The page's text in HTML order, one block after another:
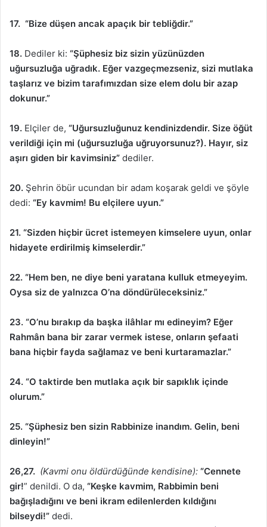
17. “Bize düşen ancak apaçık bir tebliğdir.”
18. Dediler ki: “Şüphesiz biz sizin yüzünüzden
uğursuzluğa uğradık. Eğer vazgeçmezseniz, sizi mutlaka
taşlarız ve bizim tarafımızdan size elem dolu bir azap
dokunur.”
19. Elçiler de, “Uğursuzluğunuz kendinizdendir. Size öğüt
verildiği için mi (uğursuzluğa uğruyorsunuz?). Hayır, siz
aşırı giden bir kavimsiniz” dediler.
20. Şehrin öbür ucundan bir adam koşarak geldi ve şöyle
dedi: “Ey kavmim! Bu elçilere uyun.”
21. “Sizden hiçbir ücret istemeyen kimselere uyun, onlar
hidayete erdirilmiş kimselerdir.”
22. “Hem ben, ne diye beni yaratana kulluk etmeyeyim.
Oysa siz de yalnızca O’na döndürüleceksiniz.”
23. “O’nu bırakıp da başka ilâhlar mı edineyim? Eğer
Rahmân bana bir zarar vermek istese, onların şefaati
bana hiçbir fayda sağlamaz ve beni kurtaramazlar.”
24. “O taktirde ben mutlaka açık bir sapıklık içinde
olurum.”
25. “Şüphesiz ben sizin Rabbinize inandım. Gelin, beni
dinleyin!”
26,27. (Kavmi onu öldürdüğünde kendisine): “Cennete
gir!” denildi. O da, “Keşke kavmim, Rabbimin beni
bağışladığını ve beni ikram edilenlerden kıldığını
bilseydi!” dedi.